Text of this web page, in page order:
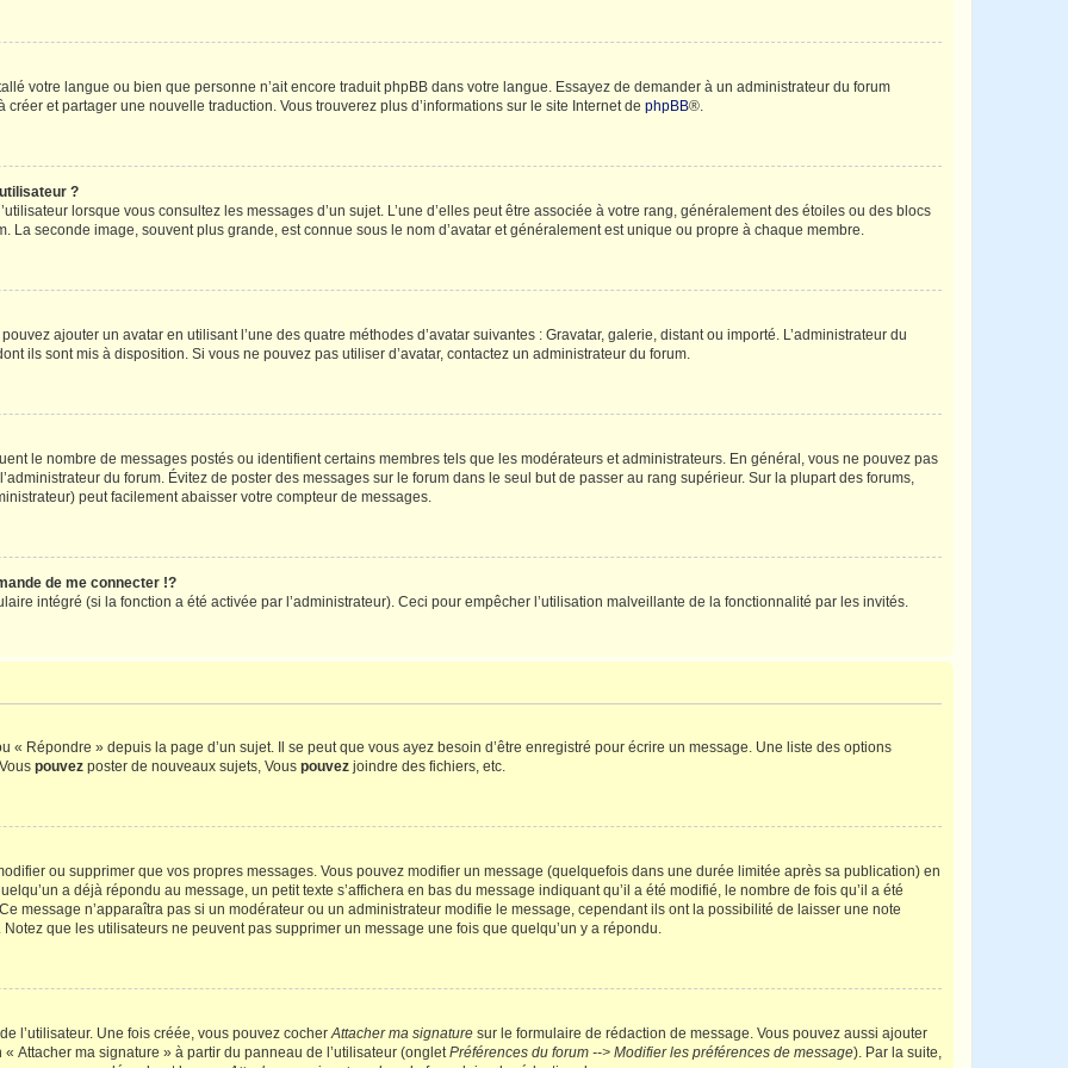
votre langue ou bien que personne n’ait encore traduit phpBB dans votre langue. Essayez de demander à un administrateur du forum
créer et partager une nouvelle traduction. Vous trouverez plus d’informations sur le site Internet de phpBB®.
?
lorsque vous consultez les messages d’un sujet. L’une d’elles peut être associée à votre rang, généralement des étoiles ou des blocs
La seconde image, souvent plus grande, est connue sous le nom d’avatar et généralement est unique ou propre à chaque membre.
ajouter un avatar en utilisant l’une des quatre méthodes d’avatar suivantes : Gravatar, galerie, distant ou importé. L’administrateur du
ils sont mis à disposition. Si vous ne pouvez pas utiliser d’avatar, contactez un administrateur du forum.
le nombre de messages postés ou identifient certains membres tels que les modérateurs et administrateurs. En général, vous ne pouvez pas
du forum. Évitez de poster des messages sur le forum dans le seul but de passer au rang supérieur. Sur la plupart des forums,
peut facilement abaisser votre compteur de messages.
de me connecter !?
intégré (si la fonction a été activée par l’administrateur). Ceci pour empêcher l’utilisation malveillante de la fonctionnalité par les invités.
« Répondre » depuis la page d’un sujet. Il se peut que vous ayez besoin d’être enregistré pour écrire un message. Une liste des options
pouvez poster de nouveaux sujets, Vous pouvez joindre des fichiers, etc.
ou supprimer que vos propres messages. Vous pouvez modifier un message (quelquefois dans une durée limitée après sa publication) en
a déjà répondu au message, un petit texte s’affichera en bas du message indiquant qu’il a été modifié, le nombre de fois qu’il a été
message n’apparaîtra pas si un modérateur ou un administrateur modifie le message, cependant ils ont la possibilité de laisser une note
que les utilisateurs ne peuvent pas supprimer un message une fois que quelqu’un y a répondu.
l’utilisateur. Une fois créée, vous pouvez cocherAttacher ma signature sur le formulaire de rédaction de message. Vous pouvez aussi ajouter
Attacher ma signature » à partir du panneau de l’utilisateur (ongletPréférences du forum --> Modifier les préférences de message). Par la suite,